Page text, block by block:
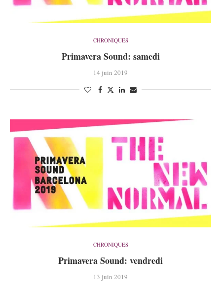
CHRONIQUES
Primavera Sound: samedi
14 juin 2019
CHRONIQUES
Primavera Sound: vendredi
13 juin 2019